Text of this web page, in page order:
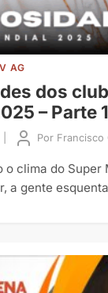
AG
dos
– Parte 1
Por Francisco
o clima do Super
a gente